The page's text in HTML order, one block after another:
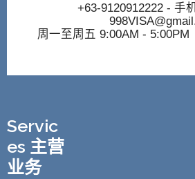
+63-9120912222- 手
周一至周五 9:00AM - 5:00PM
Servic
es 主营
业务